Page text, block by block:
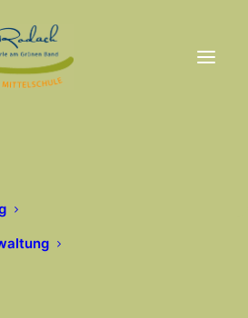
what you’re looking for.
help.